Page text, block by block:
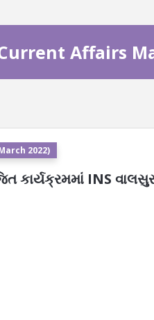
Affairs
2022)
કાર્યક્રમમાં INS